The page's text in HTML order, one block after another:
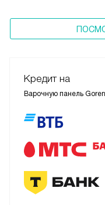
Кредит на
Варочную панель